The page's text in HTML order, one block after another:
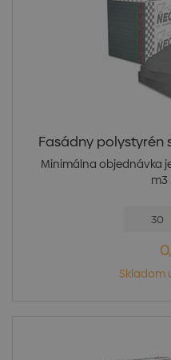
Fasádny polystyrén
Minimálna objednávka
m3
Skladom